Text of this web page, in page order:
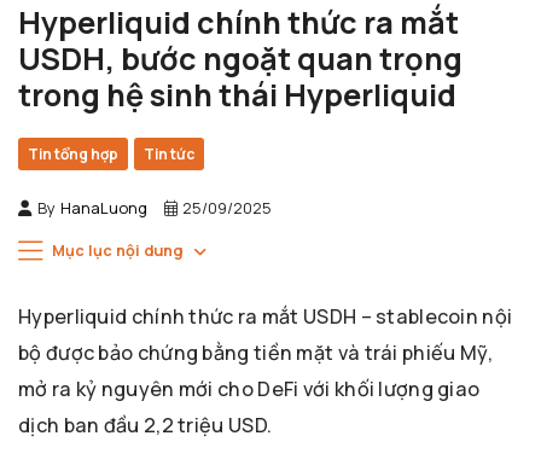
Hyperliquid chính thức ra mắt
USDH, bước ngoặt quan trọng
trong hệ sinh thái Hyperliquid
Tin tổng hợp Tin tức
By HanaLuong 25/09/2025
Mục lục nội dung
Hyperliquid chính thức ra mắt USDH – stablecoin nội
bộ được bảo chứng bằng tiền mặt và trái phiếu Mỹ,
mở ra kỷ nguyên mới cho DeFi với khối lượng giao
dịch ban đầu 2,2 triệu USD.